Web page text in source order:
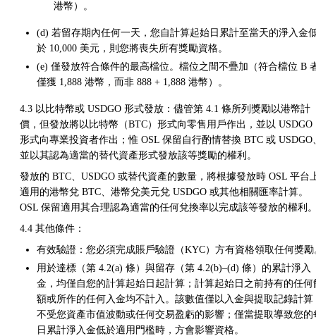
港幣）。
(d) 若留存期內任何一天，您自計算起始日累計至當天的淨入金
於 10,000 美元，則您將喪失所有獎勵資格。
(e) 僅發放符合條件的最高檔位。檔位之間不疊加（符合檔位 B
僅獲 1,888 港幣，而非 888 + 1,888 港幣）。
4.3 以比特幣或 USDGO 形式發放：儘管第 4.1 條所列獎勵以港幣計
價，但發放將以比特幣（BTC）形式向零售用戶作出，並以 USDGO
形式向專業投資者作出；惟 OSL 保留自行酌情替換 BTC 或 USDGO
並以其認為適當的替代資產形式發放該等獎勵的權利。
發放的 BTC、USDGO 或替代資產的數量，將根據發放時 OSL 平台
適用的港幣兌 BTC、港幣兌美元兌 USDGO 或其他相關匯率計算。
OSL 保留適用其合理認為適當的任何兌換率以完成該等發放的權利
4.4 其他條件：
有效驗證：您必須完成賬戶驗證（KYC）方有資格領取任何獎勵
用於達標（第 4.2(a) 條）與留存（第 4.2(b)–(d) 條）的累計淨入
金，均僅自您的計算起始日起計算；計算起始日之前持有的任何
額或所作的任何入金均不計入。該數值僅以入金與提取記錄計算
不受您資產市值波動或任何交易盈虧的影響；僅當提取導致您的
日累計淨入金低於適用門檻時，方會影響資格。